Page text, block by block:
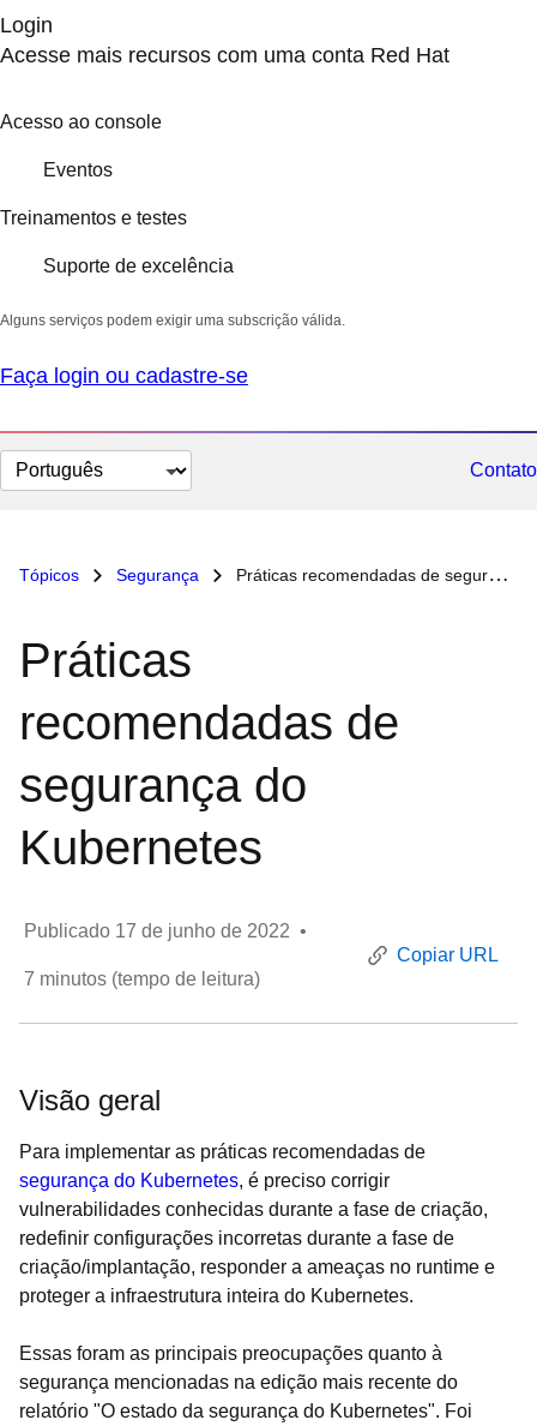
Login
Acesse mais recursos com uma conta Red Hat
Acesso ao console
Eventos
Treinamentos e testes
Suporte de excelência
Alguns serviços podem exigir uma subscrição válida.
Faça login ou cadastre-se
Selecionar
idioma
Contato
Tópicos Segurança Práticas recomendadas de segurança do Kubernetes
Práticas
recomendadas de
segurança do
Kubernetes
Publicado 17 de junho de 2022 •
7 minutos (tempo de leitura)
Copiar URL
Visão geral
Para implementar as práticas recomendadas de
segurança do Kubernetes, é preciso corrigir
vulnerabilidades conhecidas durante a fase de criação,
redefinir configurações incorretas durante a fase de
criação/implantação, responder a ameaças no runtime e
proteger a infraestrutura inteira do Kubernetes.
Essas foram as principais preocupações quanto à
segurança mencionadas na edição mais recente do
relatório "O estado da segurança do Kubernetes". Foi